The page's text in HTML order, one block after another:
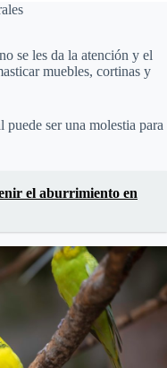
se les da la atención y el
muebles, cortinas y
ser una molestia para
el aburrimiento en